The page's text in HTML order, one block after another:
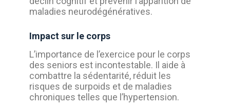
maladies neurodégénératives.
Impact sur le corps
L’importance de l’exercice pour le corps
des seniors est incontestable. Il aide à
combattre la sédentarité, réduit les
risques de surpoids et de maladies
chroniques telles que l’hypertension.